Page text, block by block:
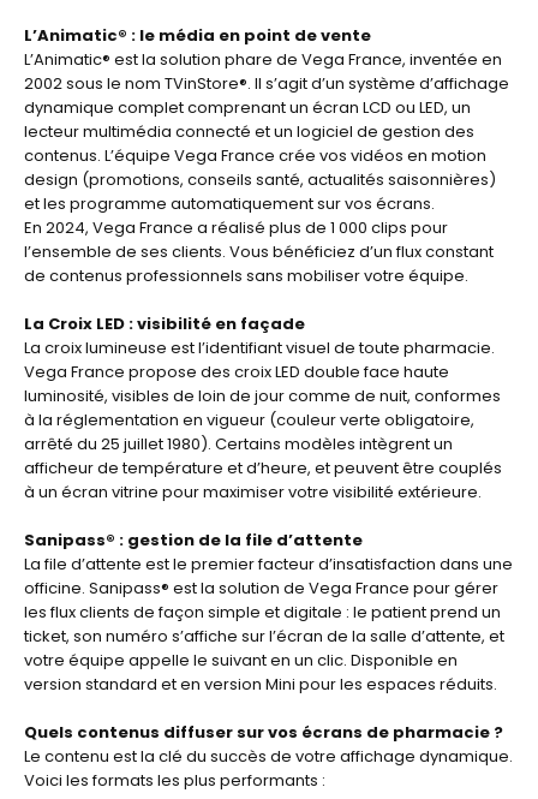
L’Animatic® : le média en point de vente
L’Animatic® est la solution phare de Vega France, inventée en
2002 sous le nom TVinStore®. Il s’agit d’un système d’affichage
dynamique complet comprenant un écran LCD ou LED, un
lecteur multimédia connecté et un logiciel de gestion des
contenus. L’équipe Vega France crée vos vidéos en motion
design (promotions, conseils santé, actualités saisonnières)
et les programme automatiquement sur vos écrans.
En 2024, Vega France a réalisé plus de 1 000 clips pour
l’ensemble de ses clients. Vous bénéficiez d’un flux constant
de contenus professionnels sans mobiliser votre équipe.
La Croix LED : visibilité en façade
La croix lumineuse est l’identifiant visuel de toute pharmacie.
Vega France propose des croix LED double face haute
luminosité, visibles de loin de jour comme de nuit, conformes
à la réglementation en vigueur (couleur verte obligatoire,
arrêté du 25 juillet 1980). Certains modèles intègrent un
afficheur de température et d’heure, et peuvent être couplés
à un écran vitrine pour maximiser votre visibilité extérieure.
Sanipass® : gestion de la file d’attente
La file d’attente est le premier facteur d’insatisfaction dans une
officine. Sanipass® est la solution de Vega France pour gérer
les flux clients de façon simple et digitale : le patient prend un
ticket, son numéro s’affiche sur l’écran de la salle d’attente, et
votre équipe appelle le suivant en un clic. Disponible en
version standard et en version Mini pour les espaces réduits.
Quels contenus diffuser sur vos écrans de pharmacie ?
Le contenu est la clé du succès de votre affichage dynamique.
Voici les formats les plus performants :